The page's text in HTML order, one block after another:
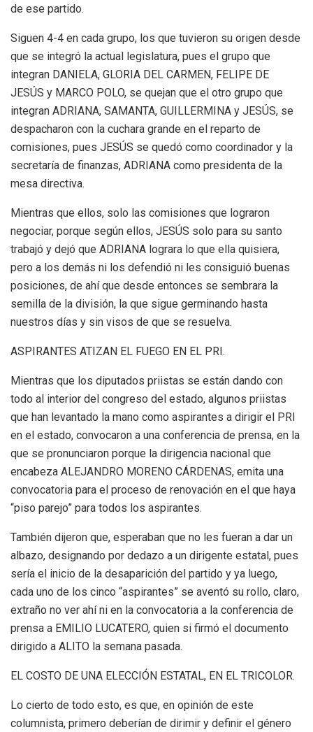
de ese partido.
Siguen 4-4 en cada grupo, los que tuvieron su origen desde
que se integró la actual legislatura, pues el grupo que
integran DANIELA, GLORIA DEL CARMEN, FELIPE DE
JESÚS y MARCO POLO, se quejan que el otro grupo que
integran ADRIANA, SAMANTA, GUILLERMINA y JESÚS, se
despacharon con la cuchara grande en el reparto de
comisiones, pues JESÚS se quedó como coordinador y la
secretaría de finanzas, ADRIANA como presidenta de la
mesa directiva.
Mientras que ellos, solo las comisiones que lograron
negociar, porque según ellos, JESÚS solo para su santo
trabajó y dejó que ADRIANA lograra lo que ella quisiera,
pero a los demás ni los defendió ni les consiguió buenas
posiciones, de ahí que desde entonces se sembrara la
semilla de la división, la que sigue germinando hasta
nuestros días y sin visos de que se resuelva.
ASPIRANTES ATIZAN EL FUEGO EN EL PRI.
Mientras que los diputados priistas se están dando con
todo al interior del congreso del estado, algunos priistas
que han levantado la mano como aspirantes a dirigir el PRI
en el estado, convocaron a una conferencia de prensa, en la
que se pronunciaron porque la dirigencia nacional que
encabeza ALEJANDRO MORENO CÁRDENAS, emita una
convocatoria para el proceso de renovación en el que haya
“piso parejo” para todos los aspirantes.
También dijeron que, esperaban que no les fueran a dar un
albazo, designando por dedazo a un dirigente estatal, pues
sería el inicio de la desaparición del partido y ya luego,
cada uno de los cinco “aspirantes” se aventó su rollo, claro,
extraño no ver ahí ni en la convocatoria a la conferencia de
prensa a EMILIO LUCATERO, quien si firmó el documento
dirigido a ALITO la semana pasada.
EL COSTO DE UNA ELECCIÓN ESTATAL, EN EL TRICOLOR.
Lo cierto de todo esto, es que, en opinión de este
columnista, primero deberían de dirimir y definir el género